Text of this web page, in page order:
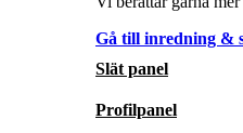
Gå till inredning &
Slät panel
Profilpanel